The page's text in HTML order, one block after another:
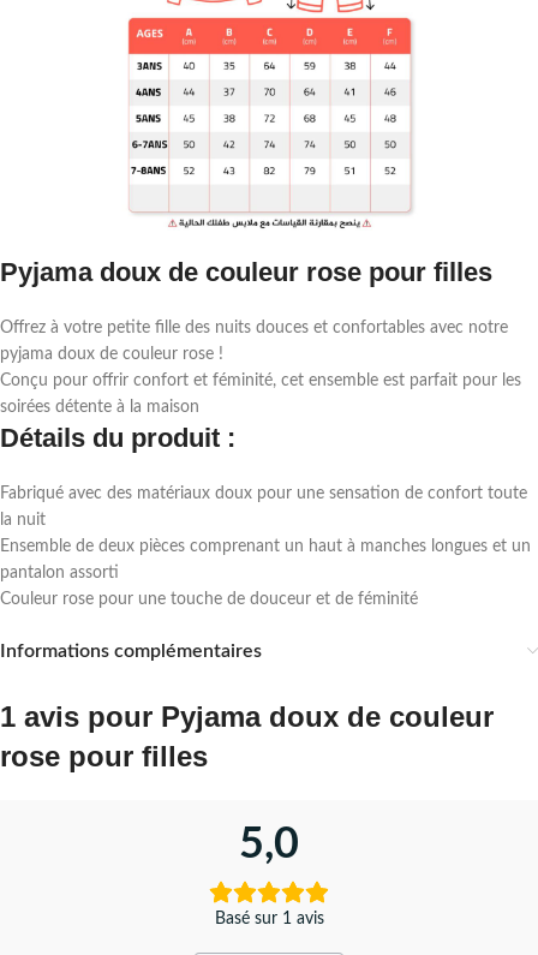
Pyjama doux de couleur rose pour filles
Offrez à votre petite fille des nuits douces et confortables avec notre
pyjama doux de couleur rose !
Conçu pour offrir confort et féminité, cet ensemble est parfait pour les
soirées détente à la maison
Détails du produit :
Fabriqué avec des matériaux doux pour une sensation de confort toute
la nuit
Ensemble de deux pièces comprenant un haut à manches longues et un
pantalon assorti
Couleur rose pour une touche de douceur et de féminité
Informations complémentaires
1 avis pour Pyjama doux de couleur
rose pour filles
5,0
Basé sur 1 avis